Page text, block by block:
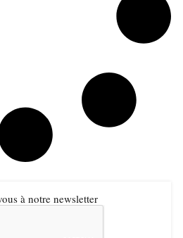
à notre newsletter